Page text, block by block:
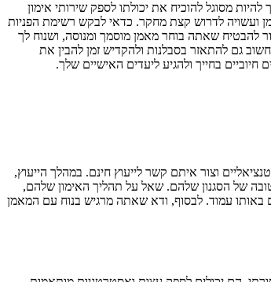
מסוגל להוכיח את יכולתו לספק שירותי אימון
ועשויה לדרוש קצת מחקר. כדאי לבקש רשימת הפניות
להבטיח שאתה בוחר מאמן מוסמך ומנוסה, ושנוח לך
גם להתאזר בסבלנות ולהקדיש זמן להבין את
בחייך ולהגיע ליעדים האישיים שלך.
וצור איתם קשר לייעוץ חינם. במהלך הייעוץ,
של הסגנון שלהם. שאל על תהליך האימון שלהם,
באותו עמוד. לבסוף, ודא שאתה מרגיש בנוח עם המאמן